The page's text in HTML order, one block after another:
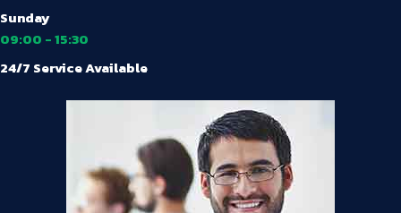
Sunday
09:00 - 15:30
24/7 Service Available